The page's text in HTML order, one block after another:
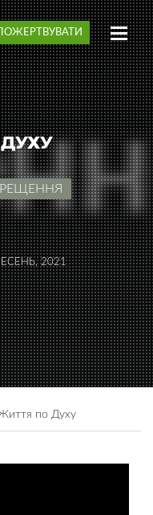
ПОЖЕРТВУВАТИ
2021
по Духу